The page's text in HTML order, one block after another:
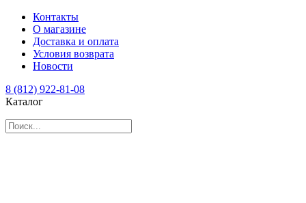
Контакты
О магазине
Доставка и оплата
Условия возврата
Новости
8 (812) 922-81-08
Каталог